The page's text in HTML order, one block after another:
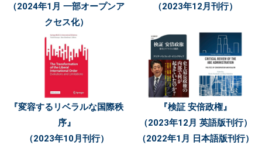
（2024年1月 一部オープンア
クセス化）
（2023年12月刊行）
『変容するリベラルな国際秩
序』
（2023年10月刊行）
『検証 安倍政権』
（2023年12月 英語版刊行）
（2022年1月 日本語版刊行）